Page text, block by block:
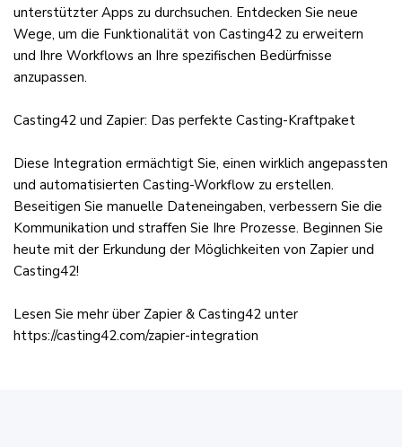
unterstützter Apps zu durchsuchen. Entdecken Sie neue
Wege, um die Funktionalität von Casting42 zu erweitern
und Ihre Workflows an Ihre spezifischen Bedürfnisse
anzupassen.
Casting42 und Zapier: Das perfekte Casting-Kraftpaket
Diese Integration ermächtigt Sie, einen wirklich angepassten
und automatisierten Casting-Workflow zu erstellen.
Beseitigen Sie manuelle Dateneingaben, verbessern Sie die
Kommunikation und straffen Sie Ihre Prozesse. Beginnen Sie
heute mit der Erkundung der Möglichkeiten von Zapier und
Casting42!
Lesen Sie mehr über Zapier & Casting42 unter
https://casting42.com/zapier-integration